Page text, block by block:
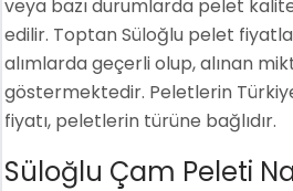
veya bazı durumlarda pelet
edilir. Toptan Süloğlu pelet
alımlarda geçerli olup, alınan
göstermektedir. Peletlerin
fiyatı, peletlerin türüne bağlıdır.
Süloğlu Çam Peleti